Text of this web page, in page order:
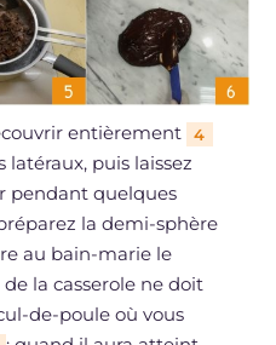
entièrement 4
puis laissez
pendant quelques
la demi-sphère
au bain-marie le
la casserole ne doit
de-poule où vous